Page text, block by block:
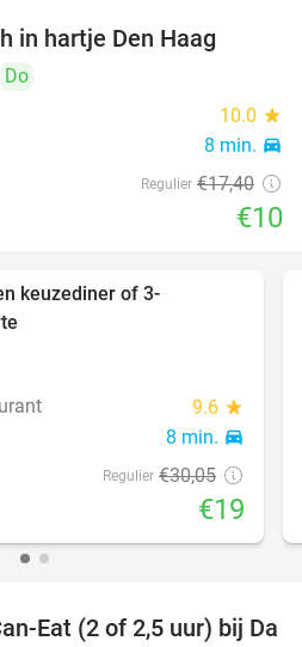
in hartje Den Haag
Do
10.0 star
8 min. directions_car
Regulier €17,40
€10
keuzediner of 3-
9.6 star
8 min. directions_car
Regulier €30,05
€19
30%
Eat (2 of 2,5 uur) bij Da